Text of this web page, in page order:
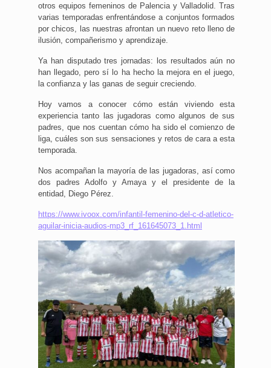
otros equipos femeninos de Palencia y Valladolid. Tras
varias temporadas enfrentándose a conjuntos formados
por chicos, las nuestras afrontan un nuevo reto lleno de
ilusión, compañerismo y aprendizaje.
Ya han disputado tres jornadas: los resultados aún no
han llegado, pero sí lo ha hecho la mejora en el juego,
la confianza y las ganas de seguir creciendo.
Hoy vamos a conocer cómo están viviendo esta
experiencia tanto las jugadoras como algunos de sus
padres, que nos cuentan cómo ha sido el comienzo de
liga, cuáles son sus sensaciones y retos de cara a esta
temporada.
Nos acompañan la mayoría de las jugadoras, así como
dos padres Adolfo y Amaya y el presidente de la
entidad, Diego Pérez.
https://www.ivoox.com/infantil-femenino-del-c-d-atletico-
aguilar-inicia-audios-mp3_rf_161645073_1.html